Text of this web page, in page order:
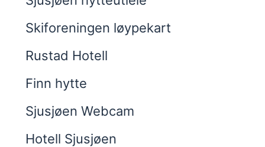
Skiforeningen løypekart
Rustad Hotell
Finn hytte
Sjusjøen Webcam
Hotell Sjusjøen